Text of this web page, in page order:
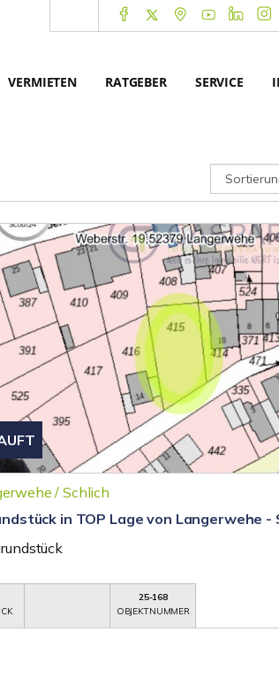
VERMIETEN RATGEBER SERVICE
/ Schlich
in TOP Lage von Langerwehe -
25-168
OBJEKTNUMMER